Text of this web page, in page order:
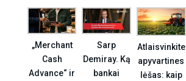
„Merchant
Cash
Advance“ ir
Sarp
Demiray. Ką
bankai
Atlaisvinkite
apyvartines
lėšas: kaip